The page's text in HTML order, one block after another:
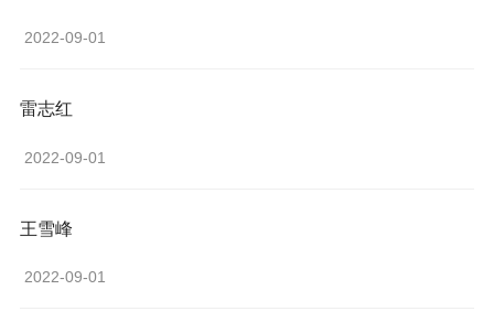
2022-09-01
雷志红
2022-09-01
王雪峰
2022-09-01